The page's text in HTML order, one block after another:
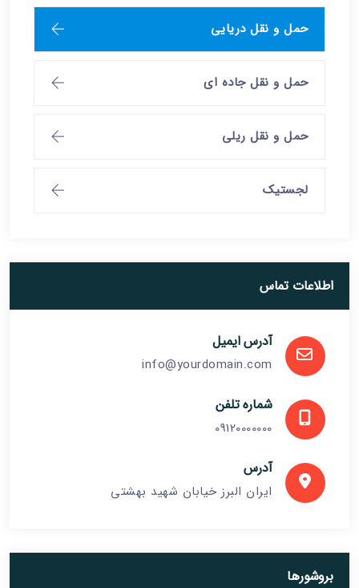
حمل و نقل دریایی
حمل و نقل جاده ای
حمل و نقل ریلی
لجستیک
اطلاعات تماس
آدرس ایمیل
info@yourdomain.com
شماره تلفن
09120000000
آدرس
ایران البرز خیابان شهید بهشتی
بروشورها